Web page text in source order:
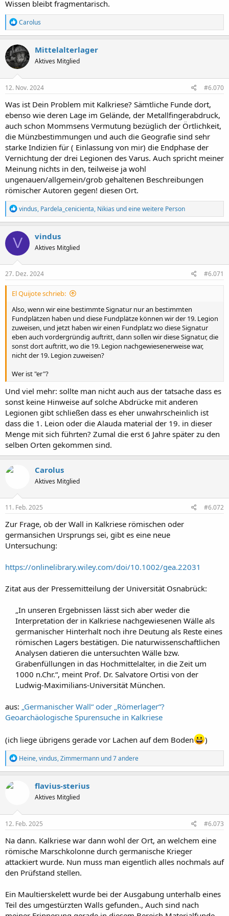
Wissen bleibt fragmentarisch.
R
e
a
k
t
i
o
n
e
:
Carolus
Mittelalterlager
Aktives Mitglied
12. Nov. 2024 #6.070
Was ist Dein Problem mit Kalkriese? Sämtliche Funde dort,
ebenso wie deren Lage im Gelände, der Metallfingerabdruck,
auch schon Mommsens Vermutung bezüglich der Örtlichkeit,
die Münzbestimmungen und auch die Geografie sind sehr
starke Indizien für ( Einlassung von mir) die Endphase der
Vernichtung der drei Legionen des Varus. Auch spricht meiner
Meinung nichts in den, teilweise ja wohl
ungenauen/allgemein/grob gehaltenen Beschreibungen
römischer Autoren gegen! diesen Ort.
R
e
a
k
t
i
o
n
e
:
vindus, Pardela_cenicienta, Nikias und eine weitere Person
V vindus
Aktives Mitglied
27. Dez. 2024 #6.071
El Quijote schrieb:
Also, wenn wir eine bestimmte Signatur nur an bestimmten
Fundplätzen haben und diese Fundplätze können wir der 19. Legion
zuweisen, und jetzt haben wir einen Fundplatz wo diese Signatur
eben auch vordergründig auftritt, dann sollen wir diese Signatur, die
sonst dort auftritt, wo die 19. Legion nachgewiesenerweise war,
nicht der 19. Legion zuweisen?
Wer ist "er"?
Und viel mehr: sollte man nicht auch aus der tatsache dass es
sonst keine Hinweise auf solche Abdrücke mit anderen
Legionen gibt schließen dass es eher unwahrscheinlich ist
dass die 1. Leion oder die Alauda material der 19. in dieser
Menge mit sich führten? Zumal die erst 6 Jahre später zu den
selben Orten gekommen sind.
Carolus
Aktives Mitglied
11. Feb. 2025 #6.072
Zur Frage, ob der Wall in Kalkriese römischen oder
germansichen Ursprungs sei, gibt es eine neue
Untersuchung:
https://onlinelibrary.wiley.com/doi/10.1002/gea.22031
Zitat aus der Pressemitteilung der Universität Osnabrück:
„In unseren Ergebnissen lässt sich aber weder die
Interpretation der in Kalkriese nachgewiesenen Wälle als
germanischer Hinterhalt noch ihre Deutung als Reste eines
römischen Lagers bestätigen. Die naturwissenschaftlichen
Analysen datieren die untersuchten Wälle bzw.
Grabenfüllungen in das Hochmittelalter, in die Zeit um
1000 n.Chr.“, meint Prof. Dr. Salvatore Ortisi von der
Ludwig-Maximilians-Universität München.​
aus: „Germanischer Wall“ oder „Römerlager“?
Geoarchäologische Spurensuche in Kalkriese
(ich liege übrigens gerade vor Lachen auf dem Boden )
R
e
a
n
e
:
Heine,vindus,Zimmermann und 7 andere
flavius-sterius
Aktives Mitglied
12. Feb. 2025 #6.073
Na dann. Kalkriese war dann wohl der Ort, an welchem eine
römische Marschkolonne durch germanische Krieger
attackiert wurde. Nun muss man eigentlich alles nochmals auf
den Prüfstand stellen.
Ein Maultierskelett wurde bei der Ausgabung unterhalb eines
Teil des umgestürzten Walls gefunden., Auch sind nach